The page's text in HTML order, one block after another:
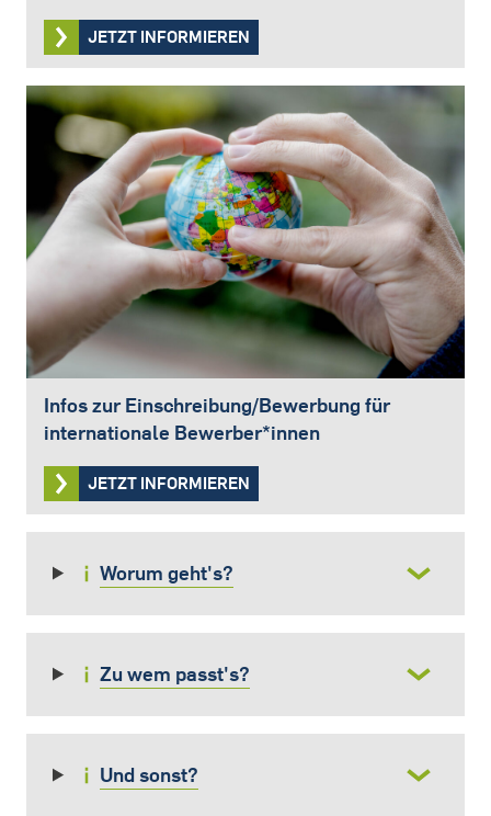
JETZT INFORMIEREN
Infos zur Einschreibung/Bewerbung für
internationale Bewerber*innen
JETZT INFORMIEREN
Worum geht's?
Zu wem passt's?
Und sonst?